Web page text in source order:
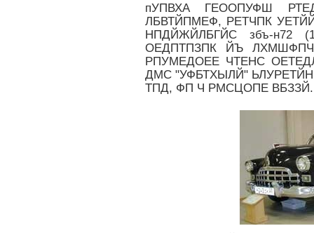
пУПВХА ГЕООПУФШ
ЛБВТЙПМЕФ, РЕТЧПК
НПДЙЖЙЛБГЙС збъ-н72
ОЕДПТПЗПК ЙЪ
РПУМЕДОЕЕ ЧТЕНС
ДМС "УФБТХЫЛЙ"
ТПД, ФП Ч РМСЦОПЕ ВБЗЗЙ.